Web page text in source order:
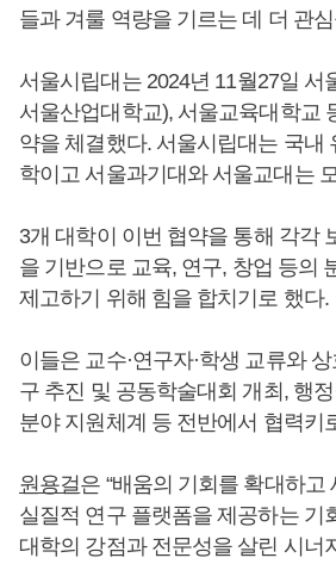
들과 겨룰 역량을 기르는 데 더 관
서울시립대는 2024년 11월27일 서
서울산업대학교), 서울교육대학교
약을 체결했다. 서울시립대는 국내
학이고 서울과기대와 서울교대는
3개 대학이 이번 협약을 통해 각각
을 기반으로 교육, 연구, 창업 등의
제고하기 위해 힘을 합치기로 했다.
이들은 교수·연구자·학생 교류와
구 추진 및 공동학술대회 개최, 행정
분야 지원체계 등 전반에서 협력키
원용걸은 “배움의 기회를 확대하고
실질적 연구 플랫폼을 제공하는 기
대학의 강점과 전문성을 살린 시너